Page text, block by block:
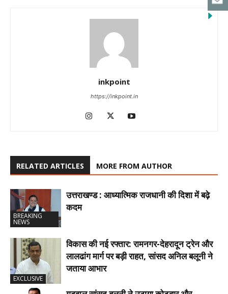
inkpoint
https://inkpoint.in
RELATED ARTICLES MORE FROM AUTHOR
BREAKING
NEWS
उत्तराखण्ड : आध्यात्मिक राजधानी की दिशा में बढ़े
कदम
EXCLUSIVE
विकास की नई रफ्तार: रामनगर-देहरादून ट्रेन और
लालढांग मार्ग पर बड़ी राहत, सांसद अनिल बलूनी ने
जताया आभार